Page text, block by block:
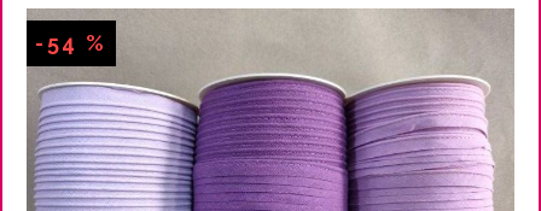
-54 %